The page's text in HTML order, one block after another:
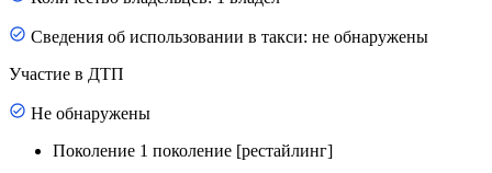
Сведения об использовании в такси: не обнаружены
Участие в ДТП
Не обнаружены
Поколение 1 поколение [рестайлинг]